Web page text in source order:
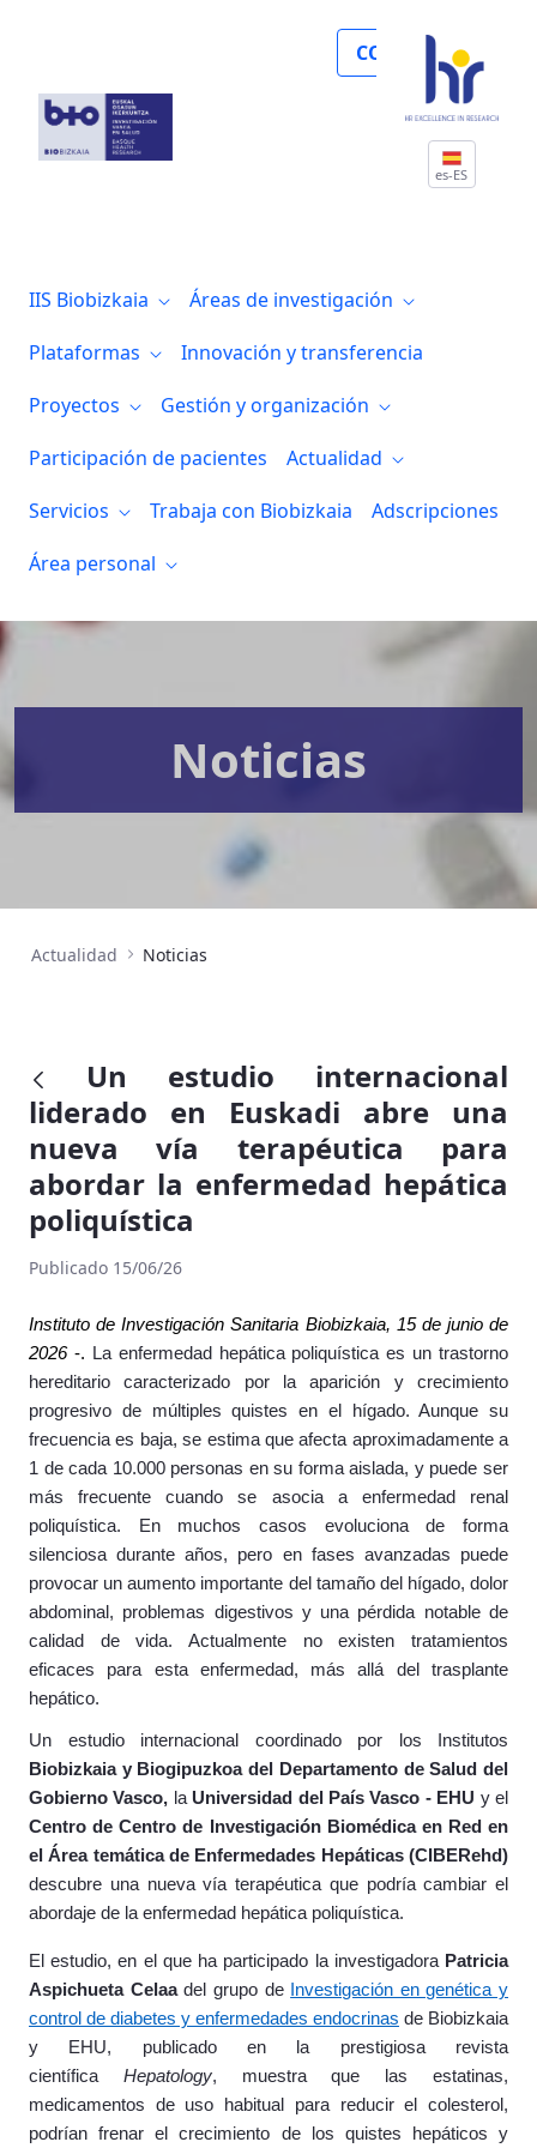
COLABORA
es-ES
IIS Biobizkaia
Áreas de investigación
Plataformas
Innovación y transferencia
Proyectos
Gestión y organización
Participación de pacientes
Actualidad
Servicios
Trabaja con Biobizkaia
Adscripciones
Área personal
Noticias
Actualidad Noticias
Un estudio internacional
liderado en Euskadi abre una
nueva vía terapéutica para
abordar la enfermedad hepática
poliquística
Publicado 15/06/26
Instituto de Investigación Sanitaria Biobizkaia, 15 de junio de
2026-.
La enfermedad hepática poliquística es un trastorno
hereditario caracterizado por la aparición y crecimiento
progresivo de múltiples quistes en el hígado. Aunque su
frecuencia es baja, se estima que afecta aproximadamente a
1 de cada 10.000 personas en su forma aislada, y puede ser
más frecuente cuando se asocia a enfermedad renal
poliquística. En muchos casos evoluciona de forma
silenciosa durante años, pero en fases avanzadas puede
provocar un aumento importante del tamaño del hígado, dolor
abdominal, problemas digestivos y una pérdida notable de
calidad de vida. Actualmente no existen tratamientos
eficaces para esta enfermedad, más allá del trasplante
hepático.
Un estudio internacional coordinado por los Institutos
Biobizkaia y Biogipuzkoa del
Departamento de Salud del
Gobierno Vasco, la Universidad del País Vasco - EHU y el
Centro de Centro de Investigación Biomédica en Red en
el Área temática de Enfermedades Hepáticas (CIBERehd)
descubre una nueva vía terapéutica que podría cambiar el
abordaje de la enfermedad hepática poliquística.
El estudio, en el que ha participado la investigadora Patricia
Aspichueta Celaadel grupo de
Investigación en genética y
control de diabetes y enfermedades endocrinas de Biobizkaia
y EHU, publicado en la prestigiosa revista
científica Hepatology, muestra que las estatinas,
medicamentos de uso habitual para reducir el colesterol,
podrían frenar el crecimiento de los quistes hepáticos y